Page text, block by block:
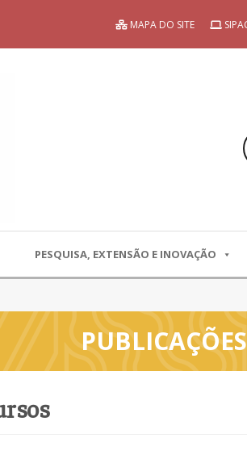
MAPA DO SITE
PESQUISA, EXTENSÃO E INOVAÇÃO
PUBLICAÇÕES